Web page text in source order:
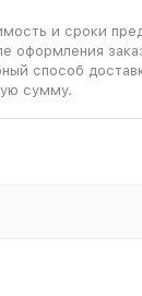
и сроки
оформления
способ
сумму.